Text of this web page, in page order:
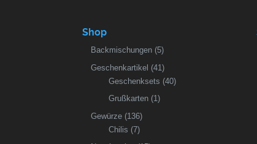
Shop
Backmischungen (5)
Geschenkartikel (41)
Geschenksets (40)
Grußkarten (1)
Gewürze (136)
Chilis (7)